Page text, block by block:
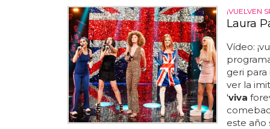
¡VUELVEN
Laura
Vídeo:
geri
ver la
'viva
este año